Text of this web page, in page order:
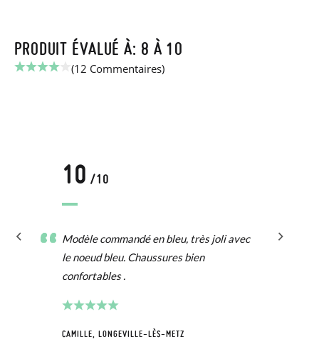
PRODUIT ÉVALUÉ À: 8 À 10
(12 Commentaires)
10 /10
Modèle commandé en bleu, très joli avec
le noeud bleu. Chaussures bien
confortables .
CAMILLE, LONGEVILLE-LÈS-METZ